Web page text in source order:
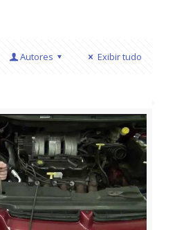
Autores Exibir tudo